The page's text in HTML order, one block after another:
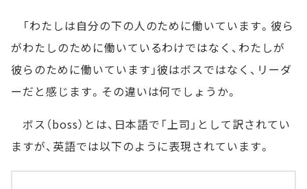
「わたしは自分の下の人のために働いています。彼ら
がわたしのために働いているわけではなく、わたしが
彼らのために働いています」彼はボスではなく、リーダ
ーだと感じます。その違いは何でしょうか。
ボス（boss）とは、日本語で「上司」として訳されてい
ますが、英語では以下のように表現されています。